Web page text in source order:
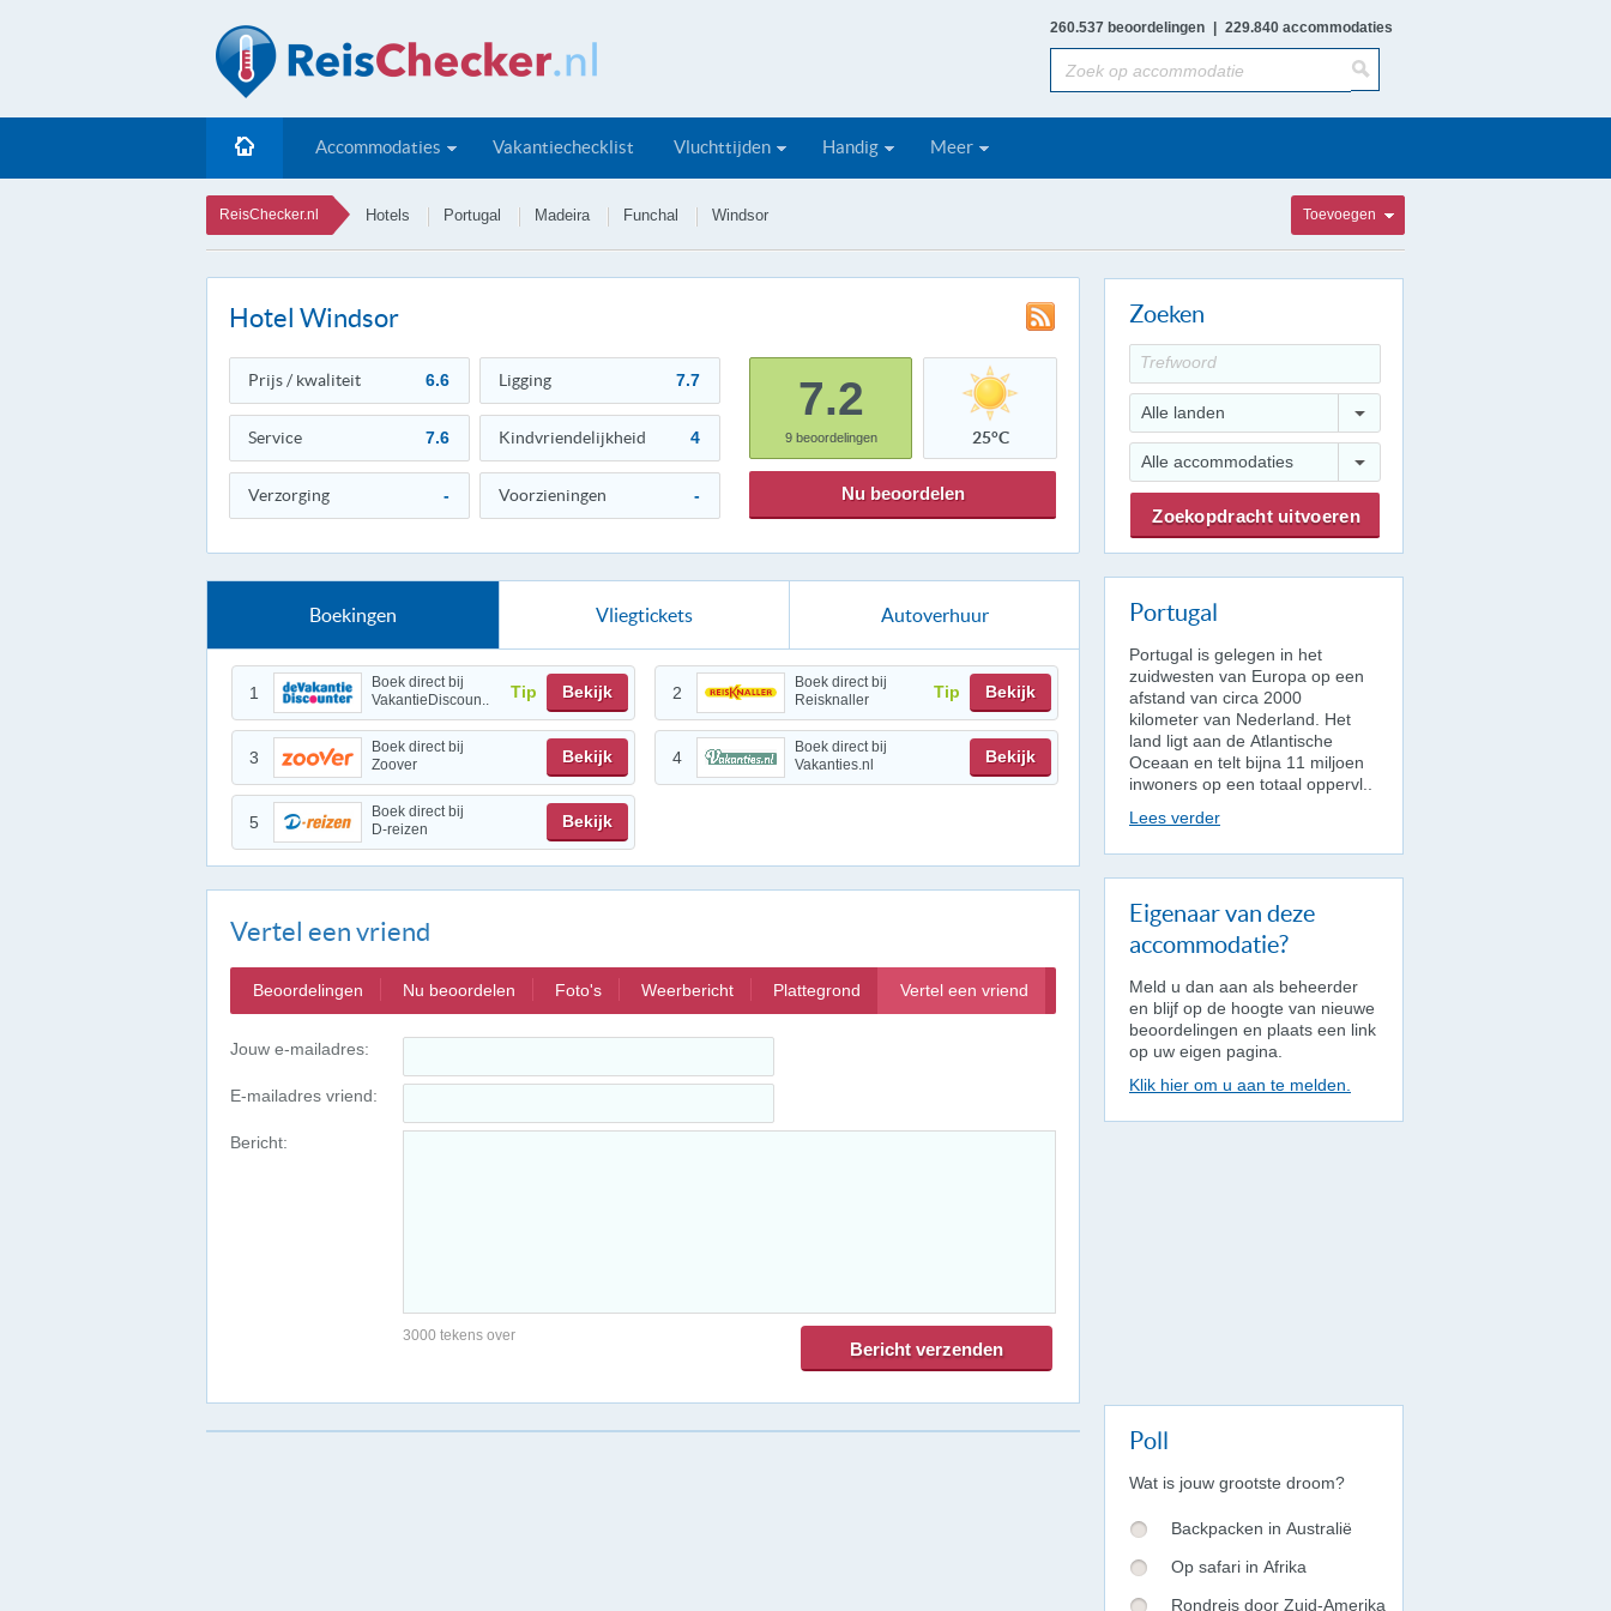
260.537 beoordelingen 229.840 accommodaties
Accommodaties Vakantiechecklist Vluchttijden Handig Meer
ReisChecker.nl Hotels Portugal Madeira Funchal Windsor Toevoegen
Hotel Windsor
Prijs / kwaliteit 6.6 Ligging 7.7
Service 7.6 Kindvriendelijkheid 4
Verzorging - Voorzieningen -
7.2
9beoordelingen 25°C
Nu beoordelen
Boekingen Vliegtickets Autoverhuur
1
Boek direct bij
VakantieDiscoun..
Tip Bekijk 2
Boek direct bij
Reisknaller
Tip Bekijk
3
Boek direct bij
Zoover
Bekijk 4
Boek direct bij
Vakanties.nl
Bekijk
5
Boek direct bij
D-reizen
Bekijk
Vertel een vriend
Beoordelingen Nu beoordelen Foto's Weerbericht Plattegrond Vertel een vriend
Jouw e-mailadres:
E-mailadres vriend:
Bericht:
3000 tekens over
Zoeken
Alle landen
Alle accommodaties
Portugal
Portugal is gelegen in het
zuidwesten van Europa op een
afstand van circa 2000
kilometer van Nederland. Het
land ligt aan de Atlantische
Oceaan en telt bijna 11 miljoen
inwoners op een totaal oppervl..
Lees verder
Eigenaar van deze
accommodatie?
Meld u dan aan als beheerder
en blijf op de hoogte van nieuwe
beoordelingen en plaats een link
op uw eigen pagina.
Klik hier om u aan te melden.
Poll
Wat is jouw grootste droom?
Backpacken in Australië
Op safari in Afrika
Rondreis door Zuid-Amerika